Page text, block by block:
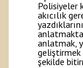
Polisiyeler
akıcılık
anlatmakta
anlatmak,
geliştirmek
şekilde